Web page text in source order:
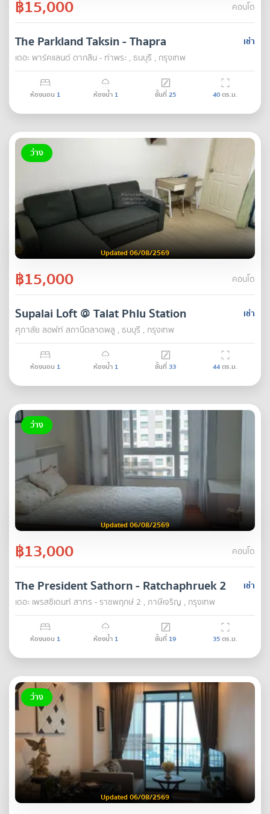
฿15,000 คอนโด
เช่า
The Parkland Taksin - Thapra
เดอะ พาร์คแลนด์ ตากสิน - ท่าพระ , ธนบุรี , กรุงเทพ
ห้องนอน 1 ห้องน้ำ 1 ชั้นที่25 40ตร.ม.
ว่าง
Updated 06/08/2569
฿15,000 คอนโด
เช่า
Supalai Loft @ Talat Phlu Station
ศุภาลัย ลอฟท์ สถานีตลาดพลู , ธนบุรี , กรุงเทพ
ห้องนอน 1 ห้องน้ำ 1 ชั้นที่33 44ตร.ม.
ว่าง
Updated 06/08/2569
฿13,000 คอนโด
เช่า
The President Sathorn - Ratchaphruek 2
เดอะ เพรสซิเดนท์ สาทร - ราชพฤกษ์ 2 , ภาษีเจริญ , กรุงเทพ
ห้องนอน 1 ห้องน้ำ 1 ชั้นที่ 19 35ตร.ม.
ว่าง
Updated 06/08/2569